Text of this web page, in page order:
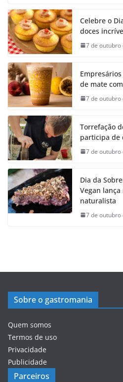
Celebre o
doces
7 de outubro
de mate
7 de outubro
Torrefação
participa de
7 de outubro
Dia da
Vegan
naturalista
7 de outubro
Sobre o gastromania
Quem somos
Termos de uso
Privacidade
Publicidade
Parceiros